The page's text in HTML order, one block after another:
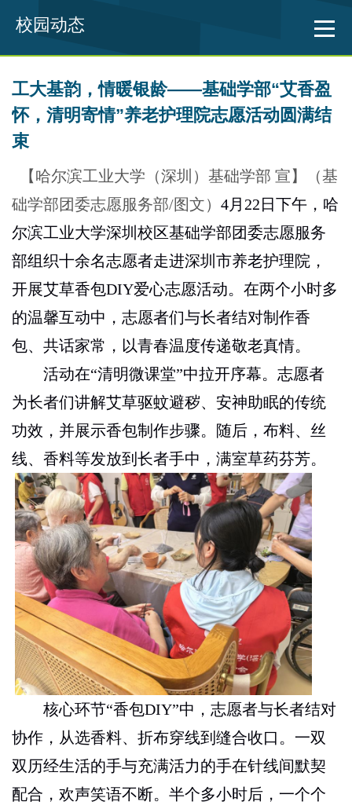
校园动态
工大基韵，情暖银龄——基础学部“艾香盈
怀，清明寄情”养老护理院志愿活动圆满结
束
【哈尔滨工业大学（深圳）基础学部 宣】（基
础学部团委志愿服务部/图文） 4月 22 日下午，哈
尔滨工业大学深圳校区基础学部团委志愿服务
部组织十余名志愿者走进深圳市养老护理院，
开展艾草香包DIY爱心志愿活动。在两个小时多
的温馨互动中，志愿者们与长者结对制作香
包、共话家常，以青春温度传递敬老真情。
活动在“清明微课堂”中拉开序幕。志愿者
为长者们讲解艾草驱蚊避秽、安神助眠的传统
功效，并展示香包制作步骤。随后，布料、丝
线、香料等发放到长者手中，满室草药芬芳。
核心环节“香包DIY”中，志愿者与长者结对
协作，从选香料、折布穿线到缝合收口。一双
双历经生活的手与充满活力的手在针线间默契
配合，欢声笑语不断。半个多小时后，一个个